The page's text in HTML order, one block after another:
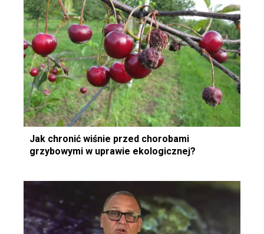
Jak chronić wiśnie przed chorobami
grzybowymi w uprawie ekologicznej?